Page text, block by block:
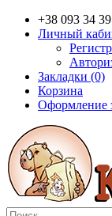
+38 093 34
Личный
Закладки (0)
Корзина
Оформление